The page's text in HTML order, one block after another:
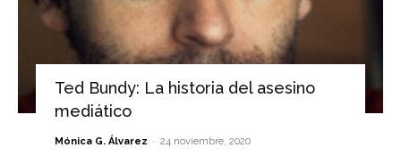
Ted Bundy: La historia del asesino
mediático
Mónica G. Álvarez - 24 noviembre, 2020